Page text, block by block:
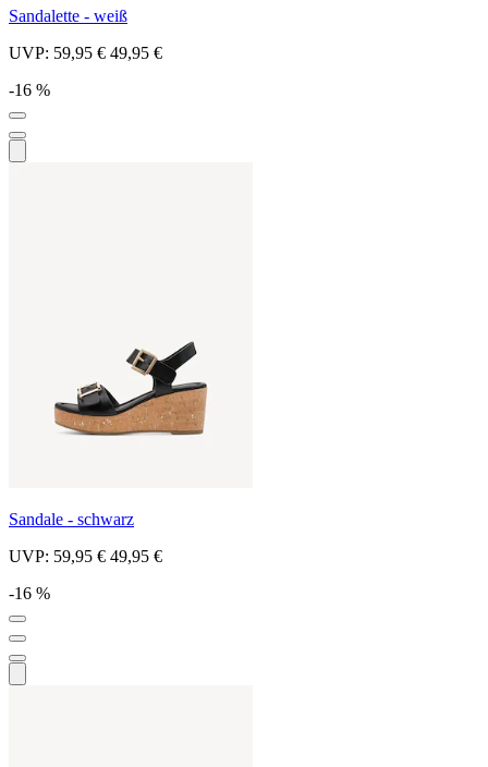
Sandalette - weiß
UVP: 59,95 € 49,95 €
-16 %
Sandale - schwarz
UVP: 59,95 € 49,95 €
-16 %